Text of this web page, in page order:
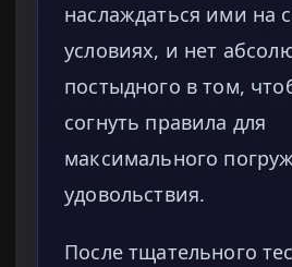
наслаждаться ими на
условиях, и нет
постыдного в том,
согнуть правила для
максимального
удовольствия.
После тщательного